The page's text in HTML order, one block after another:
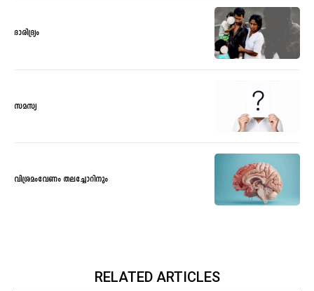
ദാരിദ്ര്യം
സമസ്യ
വിശ്രമംവേണം തലച്ചോറിനും
RELATED ARTICLES